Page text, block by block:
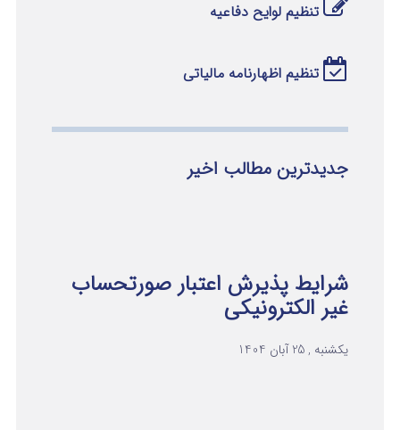
تنظیم لوایح دفاعیه
تنظیم اظهارنامه مالیاتی
جدیدترین مطالب اخیر
شرایط پذیرش اعتبار صورتحساب
غیر الکترونیکی
یکشنبه , 25 آبان 1404